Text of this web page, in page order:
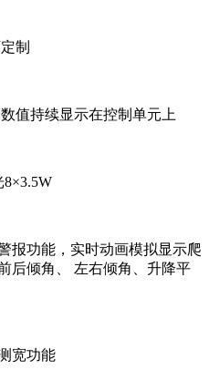
制
值持续显示在控制单元上
报功能，实时动画模拟显示爬
后倾角、 左右倾角、升降平
宽功能